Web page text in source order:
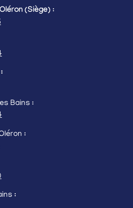
(Siège) :
Bains :
:
: